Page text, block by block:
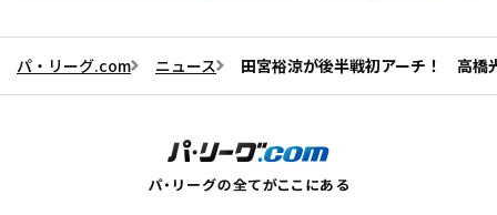
パ・リーグ.com ニュース 田宮裕涼が後半戦初アーチ！ 高橋